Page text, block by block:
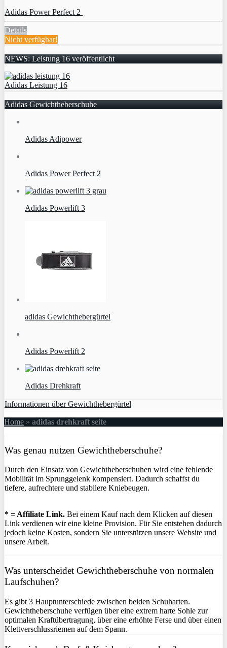
Adidas Power Perfect 2
Details
Nicht verfügbar!
NEWS: Leistung 16 veröffentlicht
Adidas Leistung 16
Adidas Gewichtheberschuhe
Adidas Adipower
Adidas Power Perfect 2
Adidas Powerlift 3
adidas Gewichthebergürtel
Adidas Powerlift 2
Adidas Drehkraft
Informationen über Gewichthebergürtel
Home » adidas drehkraft seite
Was genau nutzen Gewichtheberschuhe?
Durch den Einsatz von Gewichtheberschuhen wird eine fehlende
Mobilität im Sprunggelenk kompensiert. Dadurch schaffst du
tiefere, aufrechtere und stabilere Kniebeugen.
* = Affiliate Link. Bei einem Kauf nach dem Klicken auf diesen
Link verdienen wir eine kleine Provision. Für Sie entstehen dadurch
jedoch keine Kosten, sondern Sie unterstützen unsere Website und
unsere Arbeit.
Was unterscheidet Gewichtheberschuhe von normalen
Laufschuhen?
Es gibt 3 Hauptunterschiede zwischen beiden Schuharten.
Gewichtheberschuhe verfügen über eine extrem harte Sohle zur
optimalen Kraftübertragung, über eine erhöhte Ferse und über einen
Klettverschlussriemen auf dem Spann.